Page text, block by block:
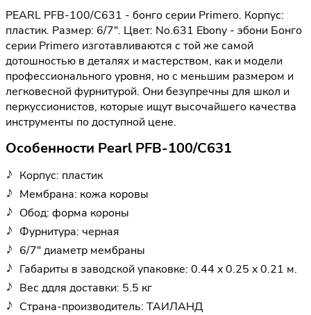
PEARL PFB-100/C631 - бонго серии Primero. Корпус:
пластик. Размер: 6/7". Цвет: No.631 Ebony - эбони Бонго
серии Primero изготавливаются с той же самой
дотошностью в деталях и мастерством, как и модели
профессионального уровня, но с меньшим размером и
легковесной фурнитурой. Они безупречны для школ и
перкуссионистов, которые ищут высочайшего качества
инструменты по доступной цене.
Особенности Pearl PFB-100/C631
Корпус: пластик
Мембрана: кожа коровы
Обод: форма короны
Фурнитура: черная
6/7" диаметр мембраны
Габариты в заводской упаковке: 0.44 x 0.25 x 0.21 м.
Вес ддля доставки: 5.5 кг
Страна-производитель: ТАИЛАНД